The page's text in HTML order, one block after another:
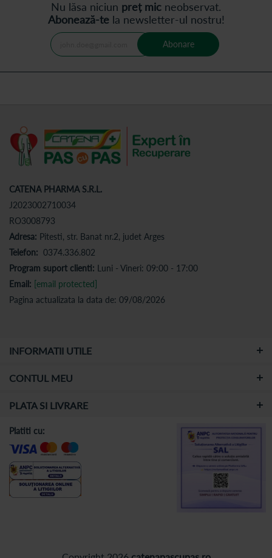
Nu lăsa niciun preț mic neobservat.
Abonează-tela newsletter-ul nostru!
Abonare
CATENA PHARMA S.R.L.
J2023002710034
RO3008793
Adresa: Pitesti, str. Banat nr.2, judet Arges
Telefon: 0374.336.802
Program suport clienti: Luni - Vineri: 09:00 - 17:00
Email: [email protected]
Pagina actualizata la data de: 09/08/2026
INFORMATII UTILE
CONTUL MEU
PLATA SI LIVRARE
Platiti cu: